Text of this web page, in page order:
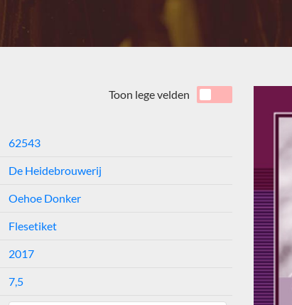
Toon lege velden
62543
De Heidebrouwerij
Oehoe Donker
Flesetiket
2017
7,5